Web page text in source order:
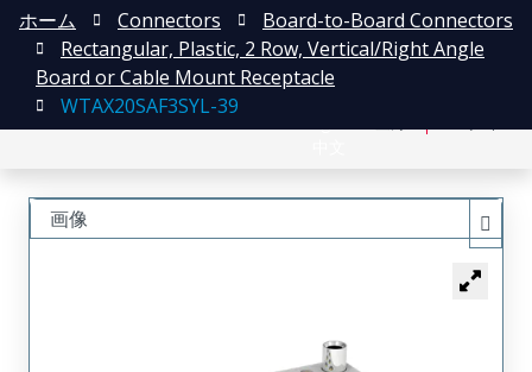
ホーム Connectors
Board-to-Board Connectors
Rectangular, Plastic, 2 Row, Vertical/Right Angle
Board or Cable Mount Receptacle
WTAX20SAF3SYL-39
画像